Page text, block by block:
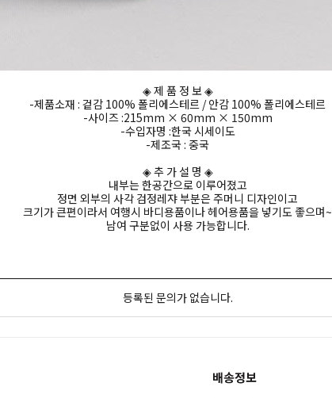
◈ 제 품 정 보 ◈
-제품소재 : 겉감 100% 폴리에스테르 / 안감 100% 폴리에스테르
-사이즈 :215mm × 60mm × 150mm
-수입자명 :한국 시세이도
-제조국 : 중국
◈ 추 가 설 명 ◈
내부는 한공간으로 이루어졌고
정면 외부의 사각 검정레쟈 부분은 주머니 디자인이고
크기가 큰편이라서 여행시 바디용품이나 헤어용품을 넣기도 좋으며~
남여 구분없이 사용 가능합니다.
등록된 문의가 없습니다.
배송정보